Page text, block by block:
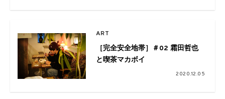
外通販スタート
ART
［完全安全地帯］＃02 霜田哲也
と喫茶マカボイ
2020.12.05